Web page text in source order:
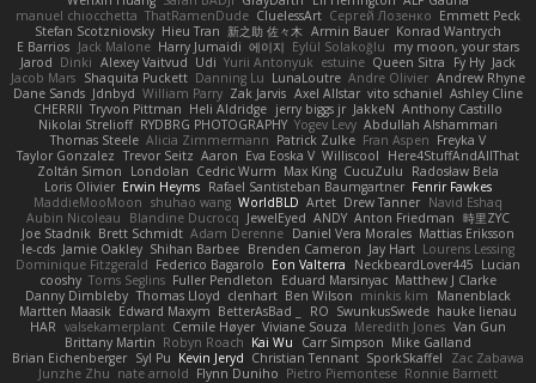
manuel chiocchetta ThatRamenDude CluelessArt Cергей Лозенко Emmett Peck
Stefan Scotzniovsky Hieu Tran 新之助 佐々木 Armin Bauer Konrad Wantrych
E Barrios Jack Malone Harry Jumaidi 에이지 Eylül Solakoğlu
my moon, your stars
Jarod Dinki Alexey Vaitvud Udi Yurii Antonyuk estuine Queen Sitra Fy Hy Jack
Jacob Mars Shaquita Puckett Danning Lu LunaLoutre Andre Olivier Andrew Rhyne
Dane Sands Jdnbyd William Parry Zak Jarvis Axel Allstar vito schaniel Ashley Cline
CHERRII Tryvon Pittman Heli Aldridge jerry biggs jr JakkeN Anthony Castillo
Nikolai Strelioff RYDBRG PHOTOGRAPHY Yogev Levy Abdullah Alshammari
Thomas Steele Alicia Zimmermann Patrick Zulke Fran Aspen Freyka V
Taylor Gonzalez Trevor Seitz Aaron Eva Eoska V Williscool
Here4StuffAndAllThat
Zoltán Simon
Londolan Cedric Wurm Max King CucuZulu
Radosław Bela
Loris Olivier Erwin Heyms Rafael Santisteban Baumgartner Fenrir Fawkes
MaddieMooMoon shuhao wang WorldBLD Artet Drew Tanner Navid Eshaq
Aubin Nicoleau
Blandine Ducrocq JewelEyed ANDY Anton Friedman 時里ZYC
Joe Stadnik Brett Schmidt Adam Derenne Daniel Vera Morales Mattias Eriksson
le-cds Jamie Oakley Shihan Barbee Brenden Cameron Jay Hart Lourens Lessing
Dominique Fitzgerald Federico Bagarolo Eon Valterra NeckbeardLover445 Lucian
cooshy Toms Seglins Fuller Pendleton Eduard Marsinyac Matthew J Clarke
Danny Dimbleby Thomas Lloyd clenhart Ben Wilson minkis kim
Manenblack
Martten Maasik Edward Maxym BetterAsBad _ RO SwunkusSwede hauke lienau
HAR valsekamerplant Cemile Høyer Viviane Souza Meredith Jones Van Gun
Brittany Martin Robyn Roach Kai Wu Carr Simpson Mike Galland
Brian Eichenberger Syl Pu Kevin Jeryd Christian Tennant SporkSkaffel
Zac Zabawa
Junzhe Zhu nate arnold Flynn Duniho Pietro Piemontese Ronnie Barnett